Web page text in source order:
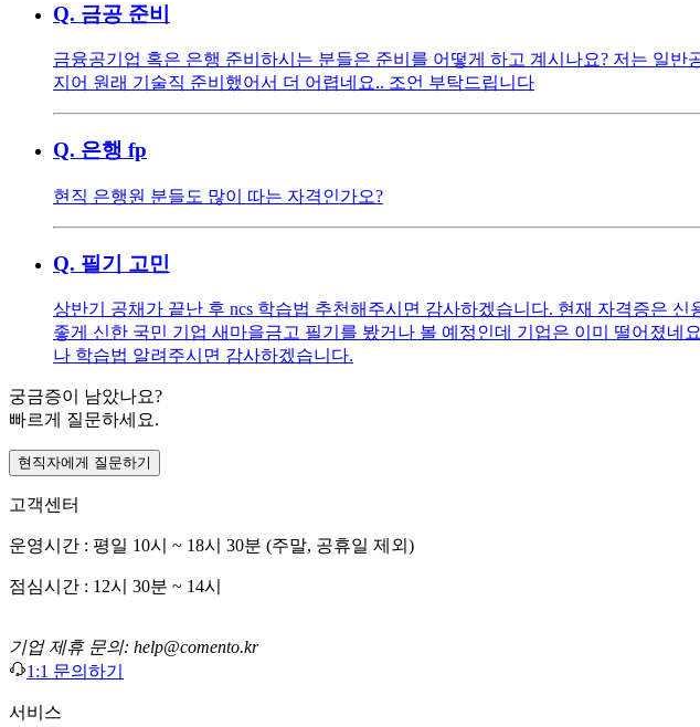
Q. 금공 준비
금융공기업 혹은 은행 준비하시는 분들은 준비를 어떻게 하고 계시나요? 저는 일
지어 원래 기술직 준비했어서 더 어렵네요.. 조언 부탁드립니다
Q. 은행 fp
현직 은행원 분들도 많이 따는 자격인가오?
Q. 필기 고민
상반기 공채가 끝난 후 ncs 학습법 추천해주시면 감사하겠습니다. 현재 자격증은
좋게 신한 국민 기업 새마을금고 필기를 봤거나 볼 예정인데 기업은 이미 떨어졌
나 학습법 알려주시면 감사하겠습니다.
궁금증이 남았나요?
빠르게 질문하세요.
현직자에게 질문하기
고객센터
운영시간 : 평일 10시 ~ 18시 30분 (주말, 공휴일 제외)
점심시간 : 12시 30분 ~ 14시
기업 제휴 문의: help@comento.kr
1:1 문의하기
서비스